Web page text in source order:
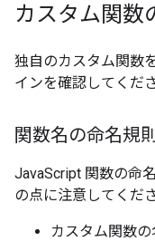
カスタム関数
独自のカスタム関数
インを確認してくださ
関数名の命名規
JavaScript 関数の命
の点に注意してくださ
カスタム関数の